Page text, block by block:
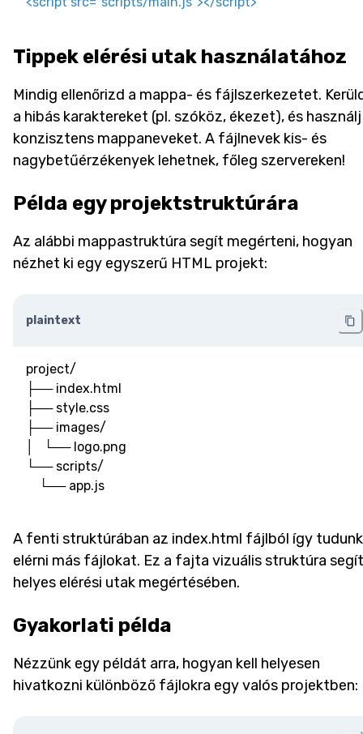
Tippek elérési utak használatához
Mindig ellenőrizd a mappa- és fájlszerkezetet.
a hibás karaktereket (pl. szóköz, ékezet), és használj
konzisztens mappaneveket. A fájlnevek kis- és
nagybetűérzékenyek lehetnek, főleg szervereken!
Példa egy projektstruktúrára
Az alábbi mappastruktúra segít megérteni, hogyan
nézhet ki egy egyszerű HTML projekt:
plaintext
    └── app.js
A fenti struktúrában az index.html fájlból így tudunk
elérni más fájlokat. Ez a fajta vizuális struktúra
helyes elérési utak megértésében.
Gyakorlati példa
Nézzünk egy példát arra, hogyan kell helyesen
hivatkozni különböző fájlokra egy valós projektben: